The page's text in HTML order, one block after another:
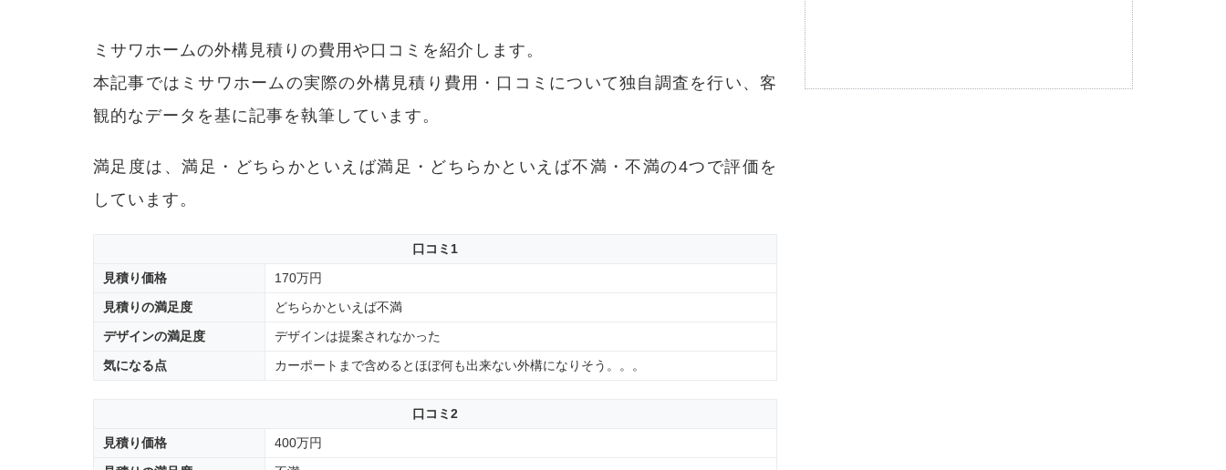
ミサワホームの外構見積りの費用や口コミを紹介します。
本記事ではミサワホームの実際の外構見積り費用・口コミについて独自調査を行い、客
観的なデータを基に記事を執筆しています。
満足度は、満足・どちらかといえば満足・どちらかといえば不満・不満の4つで評価を
しています。
口コミ1
見積り価格
170万円
見積りの満足度
どちらかといえば不満
デザインの満足度
デザインは提案されなかった
気になる点
カーポートまで含めるとほぼ何も出来ない外構になりそう。。。
口コミ2
見積り価格
400万円